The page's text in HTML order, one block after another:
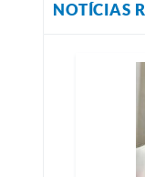
NOTÍCIAS